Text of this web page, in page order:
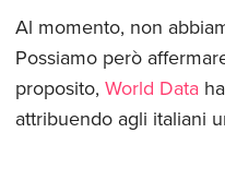
Al momento, non
Possiamo però
proposito, World Data
attribuendo agli italiani